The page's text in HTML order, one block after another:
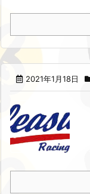
2021年1月18日